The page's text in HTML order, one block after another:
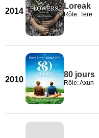
2014
Loreak
Rôle: Tere
2010
80 jours
Rôle: Axun